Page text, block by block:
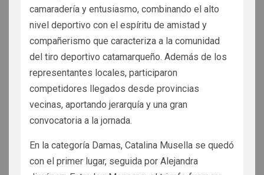
camaradería y entusiasmo, combinando el alto
nivel deportivo con el espíritu de amistad y
compañerismo que caracteriza a la comunidad
del tiro deportivo catamarqueño. Además de los
representantes locales, participaron
competidores llegados desde provincias
vecinas, aportando jerarquía y una gran
convocatoria a la jornada.
En la categoría Damas, Catalina Musella se quedó
con el primer lugar, seguida por Alejandra